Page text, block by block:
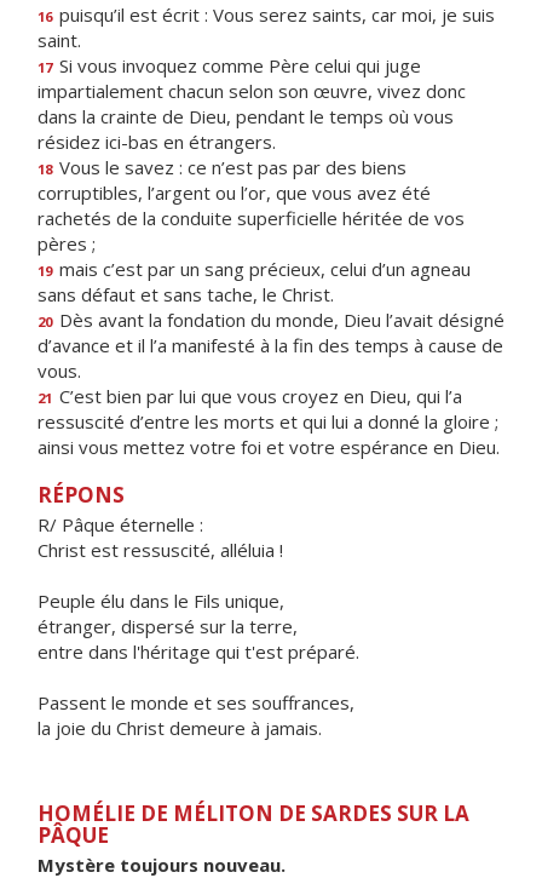
16 puisqu’il est écrit : Vous serez saints, car moi, je suis
saint.
17 Si vous invoquez comme Père celui qui juge
impartialement chacun selon son œuvre, vivez donc
dans la crainte de Dieu, pendant le temps où vous
résidez ici-bas en étrangers.
18 Vous le savez : ce n’est pas par des biens
corruptibles, l’argent ou l’or, que vous avez été
rachetés de la conduite superficielle héritée de vos
pères ;
19 mais c’est par un sang précieux, celui d’un agneau
sans défaut et sans tache, le Christ.
20 Dès avant la fondation du monde, Dieu l’avait désigné
d’avance et il l’a manifesté à la fin des temps à cause de
vous.
21 C’est bien par lui que vous croyez en Dieu, qui l’a
ressuscité d’entre les morts et qui lui a donné la gloire ;
ainsi vous mettez votre foi et votre espérance en Dieu.
RÉPONS
R/ Pâque éternelle :
Christ est ressuscité, alléluia !
Peuple élu dans le Fils unique,
étranger, dispersé sur la terre,
entre dans l'héritage qui t'est préparé.
Passent le monde et ses souffrances,
la joie du Christ demeure à jamais.
HOMÉLIE DE MÉLITON DE SARDES SUR LA
PÂQUE
Mystère toujours nouveau.